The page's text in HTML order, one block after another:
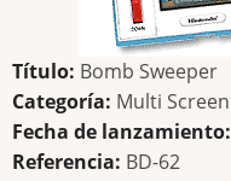
Título: Bomb Sweeper
Categoría: Multi Screen
Fecha de lanzamiento:
Referencia: BD-62